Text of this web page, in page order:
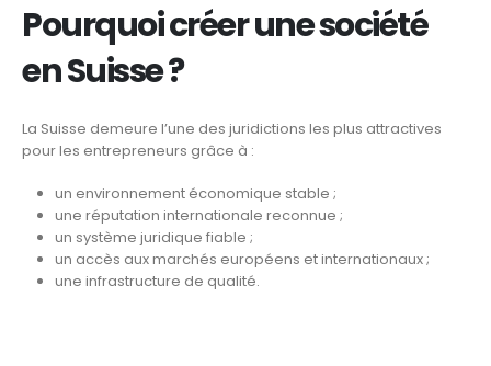
Pourquoi créer une société
en Suisse ?
La Suisse demeure l’une des juridictions les plus attractives
pour les entrepreneurs grâce à :
un environnement économique stable ;
une réputation internationale reconnue ;
un système juridique fiable ;
un accès aux marchés européens et internationaux ;
une infrastructure de qualité.